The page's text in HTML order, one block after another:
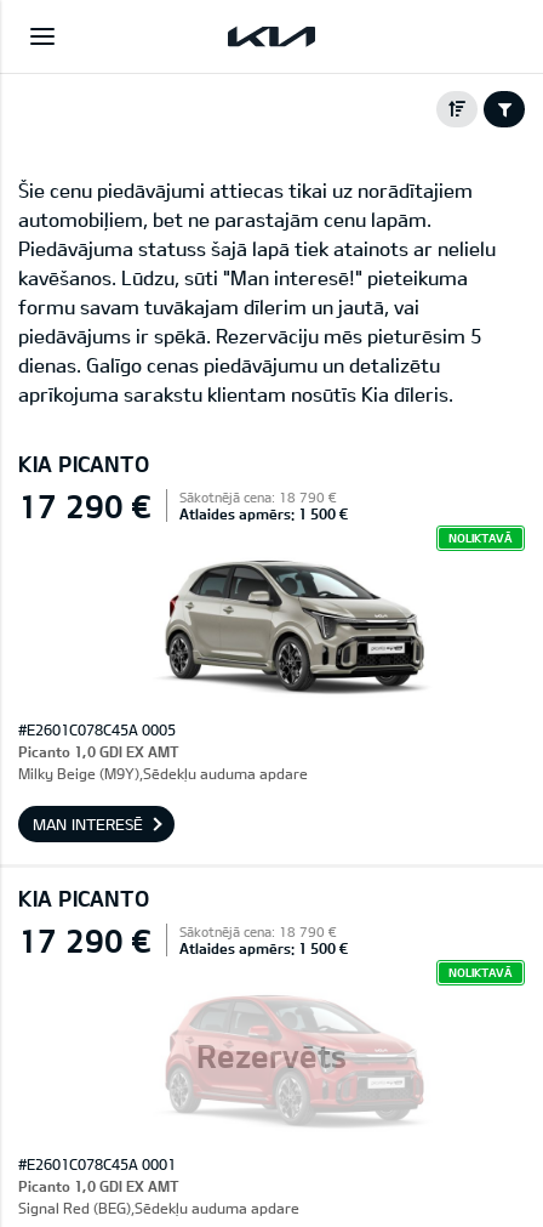
Šie cenu piedāvājumi attiecas tikai uz norādītajiem
automobiļiem, bet ne parastajām cenu lapām.
Piedāvājuma statuss šajā lapā tiek atainots ar nelielu
kavēšanos. Lūdzu, sūti "Man interesē!" pieteikuma
formu savam tuvākajam dīlerim un jautā, vai
piedāvājums ir spēkā. Rezervāciju mēs pieturēsim 5
dienas. Galīgo cenas piedāvājumu un detalizētu
aprīkojuma sarakstu klientam nosūtīs Kia dīleris.
KIA PICANTO
17 290 € Sākotnējā cena: 18 790 €
Atlaides apmērs: 1 500 €
NOLIKTAVĀ
#E2601C078C45A 0005
Picanto 1,0 GDI EX AMT
Milky Beige (M9Y),Sēdekļu auduma apdare
MAN INTERESĒ
KIA PICANTO
Rezervēts
17 290 € Sākotnējā cena: 18 790 €
Atlaides apmērs: 1 500 €
NOLIKTAVĀ
#E2601C078C45A 0001
Picanto 1,0 GDI EX AMT
Signal Red (BEG),Sēdekļu auduma apdare